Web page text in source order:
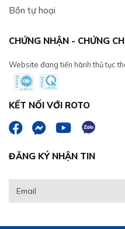
Bồn tự hoại
CHỨNG NHẬN - CHỨNG
Website đang tiến hành thủ tục
KẾT NỐI VỚI ROTO
ĐĂNG KÝ NHẬN TIN